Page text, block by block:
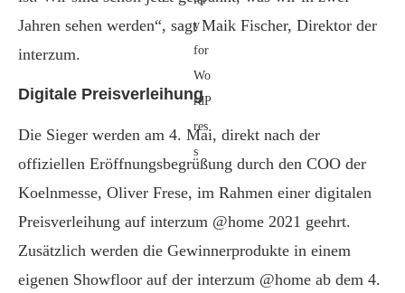
Jahren sehen werden“, sagt Maik Fischer, Direktor der
interzum.
Digitale Preisverleihung
Die Sieger werden am 4. Mai, direkt nach der
offiziellen Eröffnungsbegrüßung durch den COO der
Koelnmesse, Oliver Frese, im Rahmen einer digitalen
Preisverleihung auf interzum @home 2021 geehrt.
Zusätzlich werden die Gewinnerprodukte in einem
eigenen Showfloor auf der interzum @home ab dem 4.